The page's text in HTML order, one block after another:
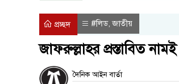
প্রচ্ছদ #লিড,জাতীয়
জাফরুল্লাহর প্রস্তাবিত
দৈনিক আইন বার্তা